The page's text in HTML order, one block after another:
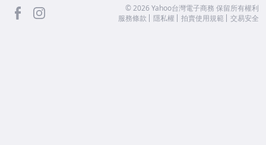
facebook ©2026 Yahoo台灣電子商務 保留所有權利
服務條款
隱私權 拍賣使用規範 交易安全